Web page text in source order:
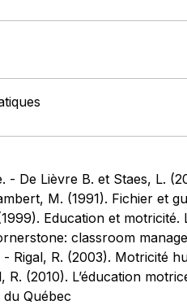
- De Lièvre B. et Staes, L.
M. (1991). Fichier et
Education et
classroom
R. (2003). Motricité
(2010). L’éducation
Québec